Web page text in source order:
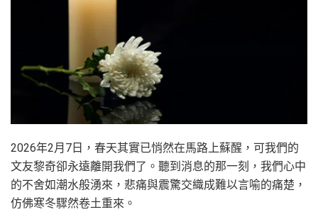
2026年2月7日，春天其實已悄然在馬路上蘇醒，可我們的
文友黎奇卻永遠離開我們了。聽到消息的那一刻，我們心中
的不舍如潮水般湧來，悲痛與震驚交織成難以言喻的痛楚，
仿佛寒冬驟然卷土重來。